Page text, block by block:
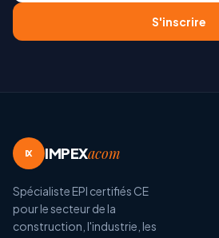
S'inscrire
IX IMPEXacom
Spécialiste EPI certifiés CE
pour le secteur de la
construction, l'industrie, les